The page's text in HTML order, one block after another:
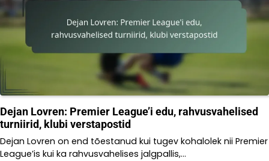
Dejan Lovren: Premier League’i edu, rahvusvahelised
turniirid, klubi verstapostid
Dejan Lovren on end tõestanud kui tugev kohalolek nii Premier
League’is kui ka rahvusvahelises jalgpallis,…